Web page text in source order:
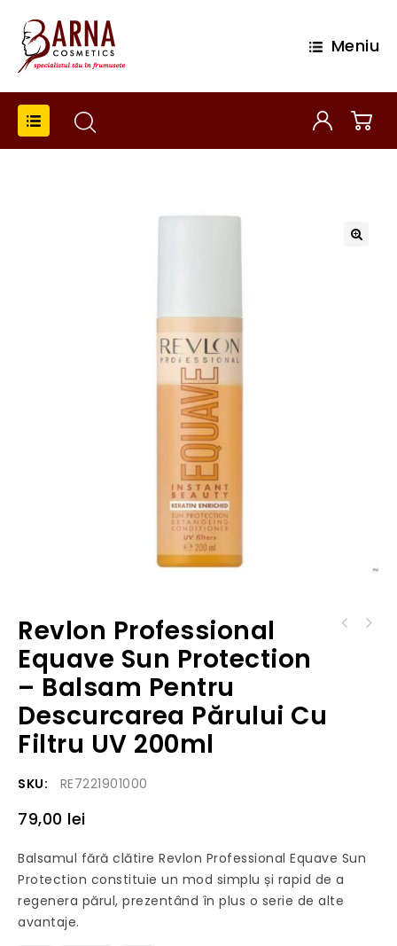
Meniu
Revlon Professional
Equave Sun Protection
– Balsam Pentru
Descurcarea Părului Cu
Filtru UV 200ml
SKU: RE7221901000
79,00 lei
Balsamul fără clătire Revlon Professional Equave Sun
Protection constituie un mod simplu și rapid de a
regenera părul, prezentând în plus o serie de alte
avantaje.